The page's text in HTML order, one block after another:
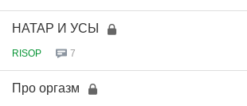
НАТАР И УСЫ
RISOP 7
Про оргазм